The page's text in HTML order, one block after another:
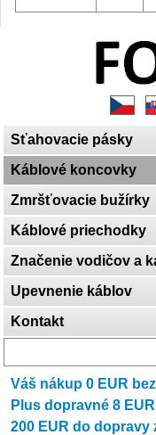
Sťahovacie pásky
Káblové koncovky
Zmršťovacie bužírky
Káblové priechodky
Značenie vodičov a
Upevnenie káblov
Kontakt
Váš nákup 0 EUR
Plus dopravné 8
200 EUR do dopravy